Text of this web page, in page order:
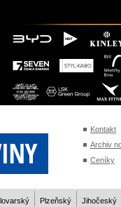
Kontakt
Archiv
Ceníky
Plzeňský Jihočeský